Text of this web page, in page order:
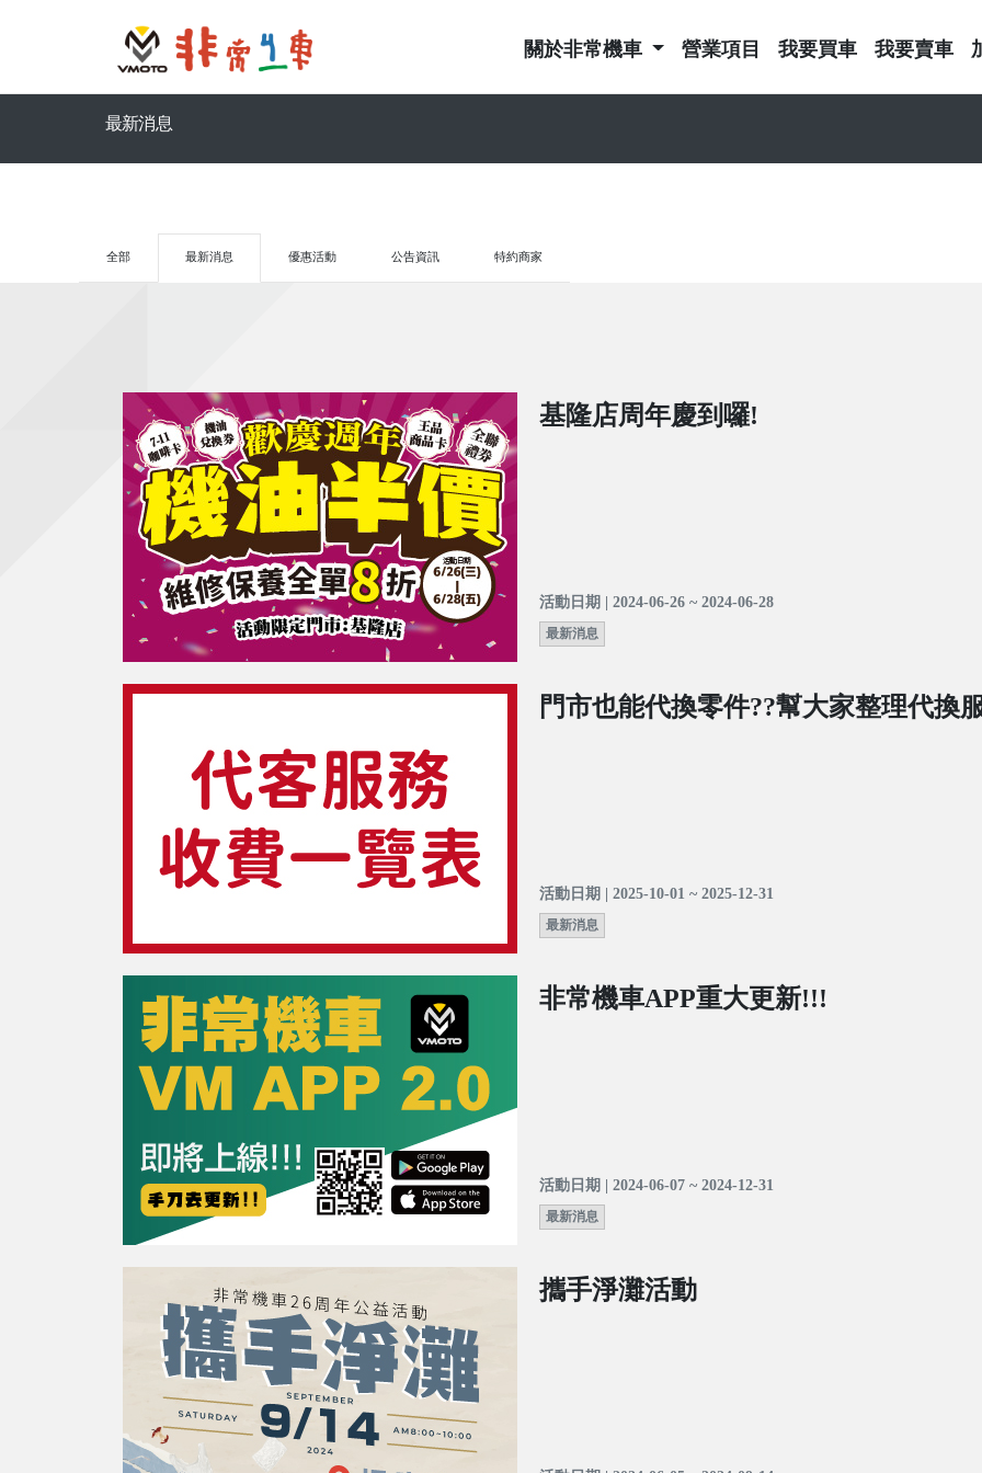
關於非常機車 營業項目 我要買車 我要賣車
最新消息
全部 最新消息 優惠活動 公告資訊 特約商家
基隆店周年慶到囉!
活動日期 | 2024-06-26 ~ 2024-06-28
最新消息
門市也能代換零件??幫大家整理代換
活動日期 | 2025-10-01 ~ 2025-12-31
最新消息
非常機車APP重大更新!!!
活動日期 | 2024-06-07 ~ 2024-12-31
最新消息
攜手淨灘活動